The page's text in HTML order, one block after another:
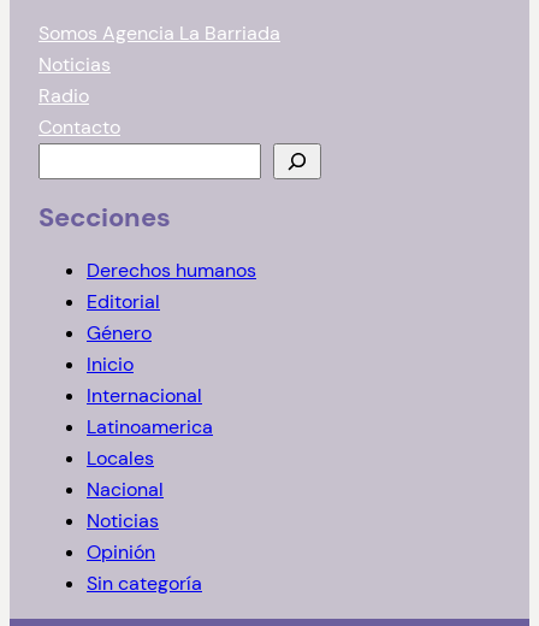
Somos Agencia La Barriada
Noticias
Radio
Contacto
s
Secciones
Derechos humanos
Editorial
Género
Inicio
Internacional
Latinoamerica
Locales
Nacional
Noticias
Opinión
Sin categoría